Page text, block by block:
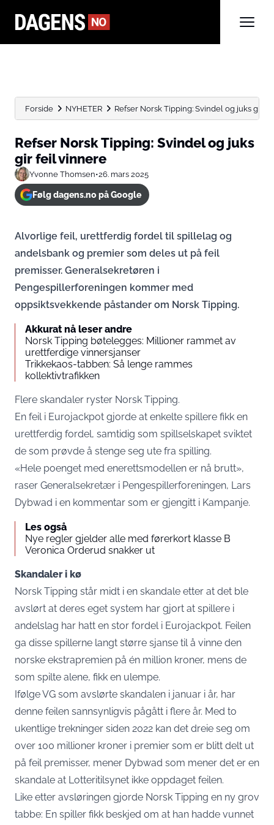
Forside NYHETER Refser Norsk Tipping: Svindel og juks gir
Refser Norsk Tipping: Svindel og juks
gir feil vinnere
Yvonne Thomsen•26. mars 2025
Følg dagens.no på Google
Alvorlige feil, urettferdig fordel til spillelag og
andelsbank og premier som deles ut på feil
premisser. Generalsekretøren i
Pengespillerforeningen kommer med
oppsiktsvekkende påstander om Norsk Tipping.
Akkurat nå leser andre
Norsk Tipping bøtelegges: Millioner rammet av
urettferdige vinnersjanser
Trikkekaos-tabben: Så lenge rammes
kollektivtrafikken
Flere skandaler ryster Norsk Tipping.
En feil i Eurojackpot gjorde at enkelte spillere fikk en
urettferdig fordel, samtidig som spillselskapet sviktet
de som prøvde å stenge seg ute fra spilling.
«Hele poenget med enerettsmodellen er nå brutt»,
raser Generalsekretær i Pengespillerforeningen, Lars
Dybwad i en kommentar som er gjengitt i Kampanje.
Les også
Nye regler gjelder alle med førerkort klasse B
Veronica Orderud snakker ut
Skandaler i kø
Norsk Tipping står midt i en skandale etter at det ble
avslørt at deres eget system har gjort at spillere i
andelslag har hatt en stor fordel i Eurojackpot. Feilen
ga disse spillerne langt større sjanse til å vinne den
norske ekstrapremien på én million kroner, mens de
som spilte alene, fikk en ulempe.
Ifølge VG som avslørte skandalen i januar i år, har
denne feilen sannsynligvis pågått i flere år. Med to
ukentlige trekninger siden 2022 kan det dreie seg om
over 100 millioner kroner i premier som er blitt delt ut
på feil premisser, mener Dybwad som mener det er en
skandale at Lotteritilsynet ikke oppdaget feilen.
Like etter avsløringen gjorde Norsk Tipping en ny grov
tabbe: En spiller fikk beskjed om at han hadde vunnet